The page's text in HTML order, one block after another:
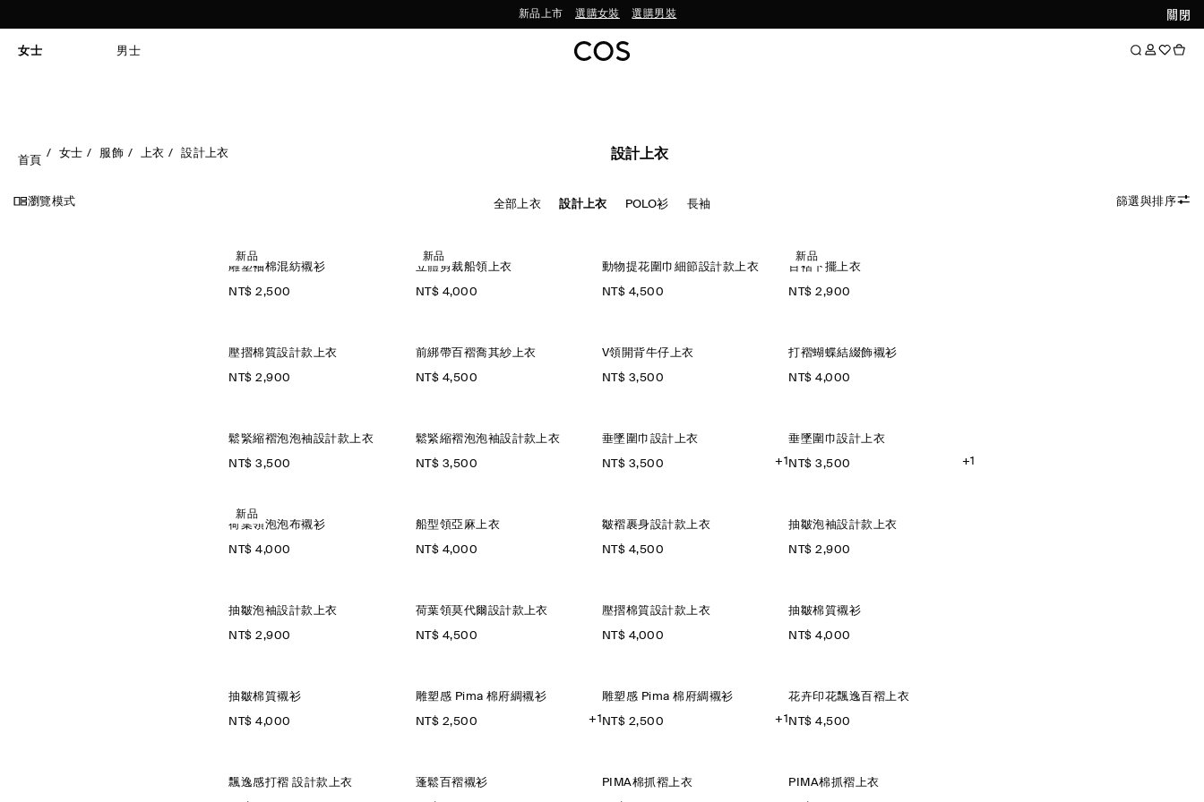
關閉
新品上市 選購女裝 選購男裝
女士 男士
首頁
女士 服飾 上衣 設計上衣 設計上衣
瀏覽模式 全部上衣 設計上衣 POLO衫 長袖 篩選與排序
新品
雕塑袖棉混紡襯衫
NT$ 2,500
新品
立體剪裁船領上衣
NT$ 4,000
動物提花圍巾細節設計款上衣
NT$ 4,500
新品
百褶下擺上衣
NT$ 2,900
壓摺棉質設計款上衣
NT$ 2,900
前綁帶百褶喬其紗上衣
NT$ 4,500
V領開背牛仔上衣
NT$ 3,500
打褶蝴蝶結綴飾襯衫
NT$ 4,000
鬆緊縮褶泡泡袖設計款上衣
NT$ 3,500
鬆緊縮褶泡泡袖設計款上衣
NT$ 3,500
垂墜圍巾設計上衣
NT$ 3,500 +1
垂墜圍巾設計上衣
NT$ 3,500 +1
新品
荷葉領泡泡布襯衫
NT$ 4,000
船型領亞麻上衣
NT$ 4,000
皺褶裹身設計款上衣
NT$ 4,500
抽皺泡袖設計款上衣
NT$ 2,900
抽皺泡袖設計款上衣
NT$ 2,900
荷葉領莫代爾設計款上衣
NT$ 4,500
壓摺棉質設計款上衣
NT$ 4,000
抽皺棉質襯衫
NT$ 4,000
抽皺棉質襯衫
NT$ 4,000
雕塑感 Pima 棉府綢襯衫
NT$ 2,500 +1
雕塑感 Pima 棉府綢襯衫
NT$ 2,500 +1
花卉印花飄逸百褶上衣
NT$ 4,500
飄逸感打褶 設計款上衣 蓬鬆百褶襯衫 PIMA棉抓褶上衣 PIMA棉抓褶上衣